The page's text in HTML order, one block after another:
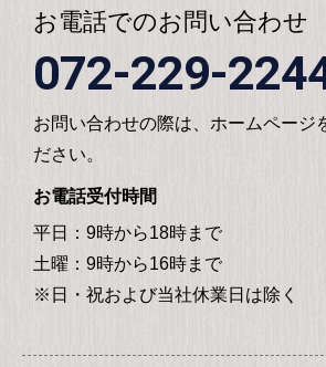
お電話でのお問い合わせ
072-229-
お問い合わせの際は、ホームページ
ださい。
お電話受付時間
平日：9時から18時まで
土曜：9時から16時まで
※日・祝および当社休業日は除く